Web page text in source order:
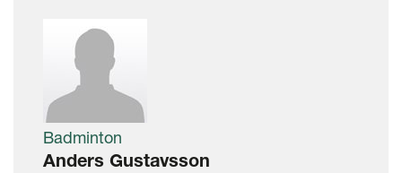
Badminton
Anders Gustavsson